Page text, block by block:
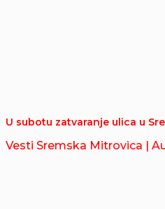
U subotu zatvaranje ulica u
Vesti Sremska Mitrovica |